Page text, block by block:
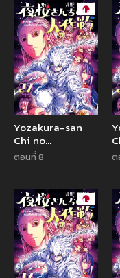
Manga
Yozakura-san
Chi no
Daisakusen
ตอนที่ 8 ต
Manga